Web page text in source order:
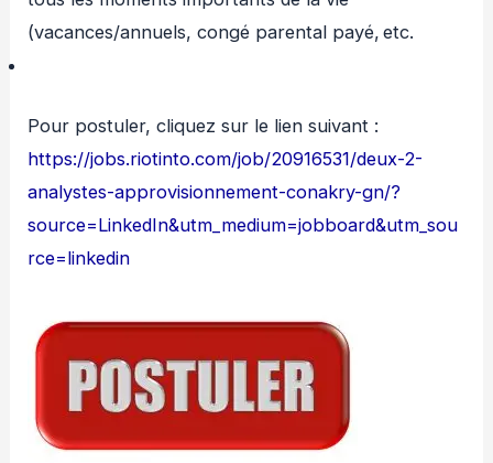
(vacances/annuels, congé parental payé, etc.
Pour postuler, cliquez sur le lien suivant :
https://jobs.riotinto.com/job/20916531/deux-2-
analystes-approvisionnement-conakry-gn/?
source=LinkedIn&utm_medium=jobboard&utm_sou
rce=linkedin